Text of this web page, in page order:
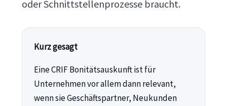
oder Schnittstellenprozesse braucht.
Kurz gesagt
Eine CRIF Bonitätsauskunft ist für
Unternehmen vor allem dann relevant,
wenn sie Geschäftspartner, Neukunden